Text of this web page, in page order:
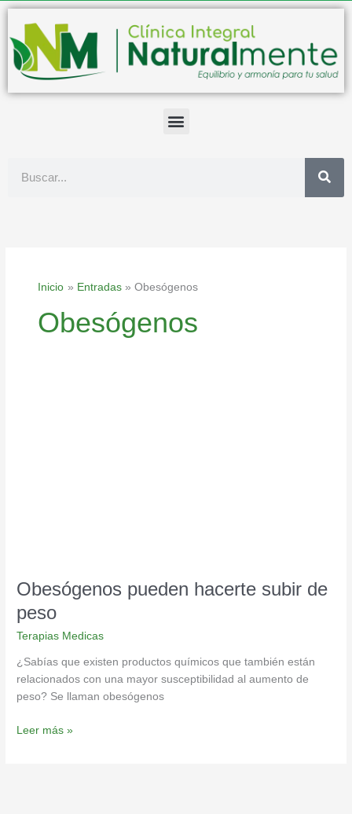
contenido
Inicio Entradas Obesógenos
Obesógenos
Obesógenos pueden hacerte subir de
peso
Terapias Medicas
¿Sabías que existen productos químicos que también están
relacionados con una mayor susceptibilidad al aumento de
peso? Se llaman obesógenos
Leer más »